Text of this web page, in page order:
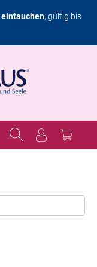
eintauchen, gültig bis